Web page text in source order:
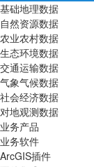
基础地理数据
自然资源数据
农业农村数据
生态环境数据
交通运输数据
气象气候数据
社会经济数据
对地观测数据
业务产品
业务软件
ArcGIS插件